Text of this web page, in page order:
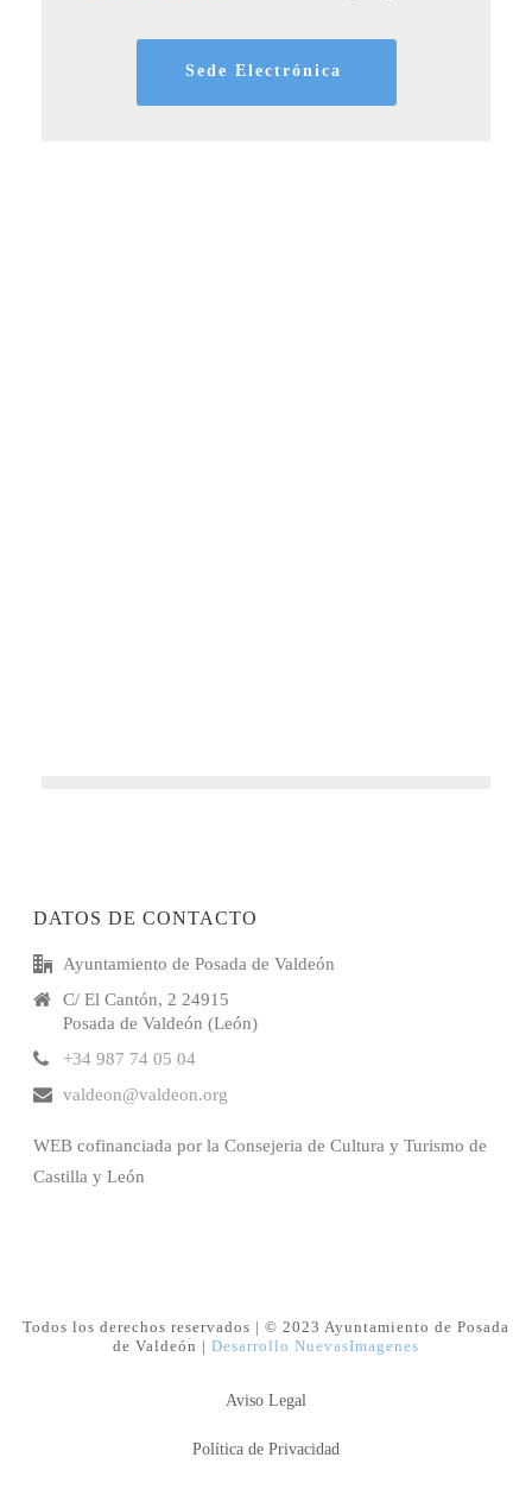
Sede Electrónica
DATOS DE CONTACTO
Ayuntamiento de Posada de Valdeón
C/ El Cantón, 2 24915
Posada de Valdeón (León)
+34 987 74 05 04
valdeon@valdeon.org
WEB cofinanciada por la Consejeria de Cultura y Turismo de
Castilla y León
Todos los derechos reservados | © 2023 Ayuntamiento de Posada
de Valdeón | Desarrollo NuevasImagenes
Aviso Legal
Política de Privacidad